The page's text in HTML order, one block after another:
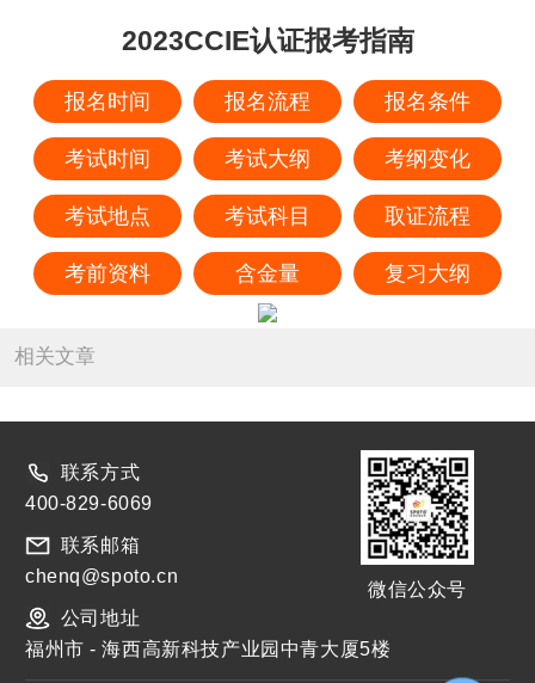
2023CCIE认证报考指南
报名时间 报名流程 报名条件
考试时间 考试大纲 考纲变化
考试地点 考试科目 取证流程
考前资料 含金量 复习大纲
相关文章
联系方式
400-829-6069
联系邮箱
chenq@spoto.cn
公司地址
微信公众号
福州市 - 海西高新科技产业园中青大厦5楼